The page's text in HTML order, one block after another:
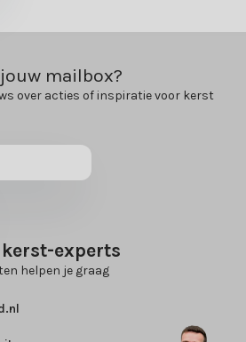
mailbox?
over acties of inspiratie voor kerst
kerst-experts
helpen je graag